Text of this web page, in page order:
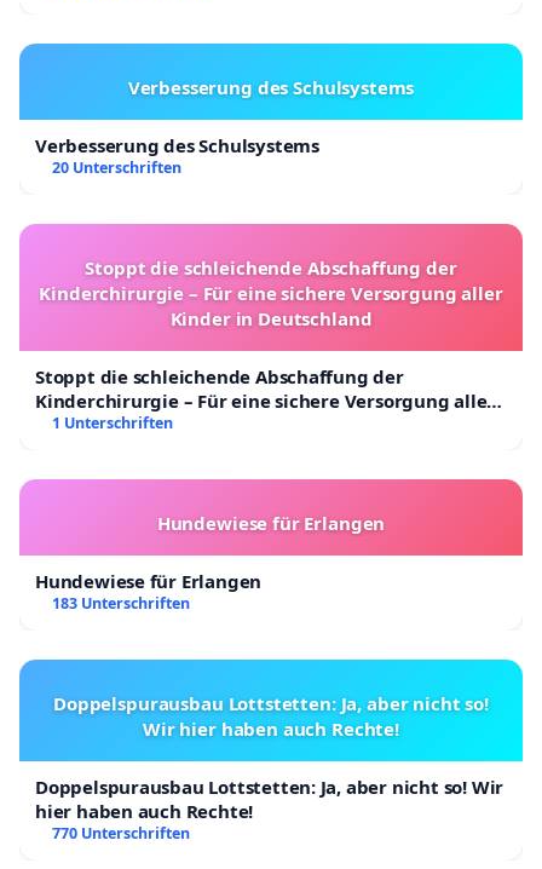
Verbesserung des Schulsystems
Verbesserung des Schulsystems
20 Unterschriften
Stoppt die schleichende Abschaffung der
Kinderchirurgie – Für eine sichere Versorgung aller
Kinder in Deutschland
Stoppt die schleichende Abschaffung der
Kinderchirurgie – Für eine sichere Versorgung aller
Kinder in Deutschland
1 Unterschriften
Hundewiese für Erlangen
Hundewiese für Erlangen
183 Unterschriften
Doppelspurausbau Lottstetten: Ja, aber nicht so!
Wir hier haben auch Rechte!
Doppelspurausbau Lottstetten: Ja, aber nicht so! Wir
hier haben auch Rechte!
770 Unterschriften